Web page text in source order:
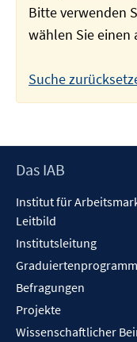
Bitte verwenden
wählen Sie einen
Suche
Footer
Das IAB
Institut für
Leitbild
Institutsleitung
Graduiertenprogramm
Befragungen
Projekte
Wissenschaftlicher